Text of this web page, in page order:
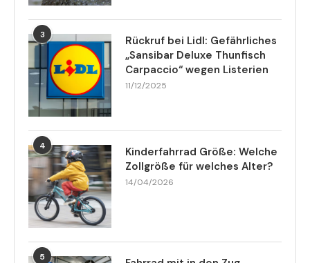
3
Rückruf bei Lidl: Gefährliches
„Sansibar Deluxe Thunfisch
Carpaccio“ wegen Listerien
11/12/2025
4
Kinderfahrrad Größe: Welche
Zollgröße für welches Alter?
14/04/2026
5